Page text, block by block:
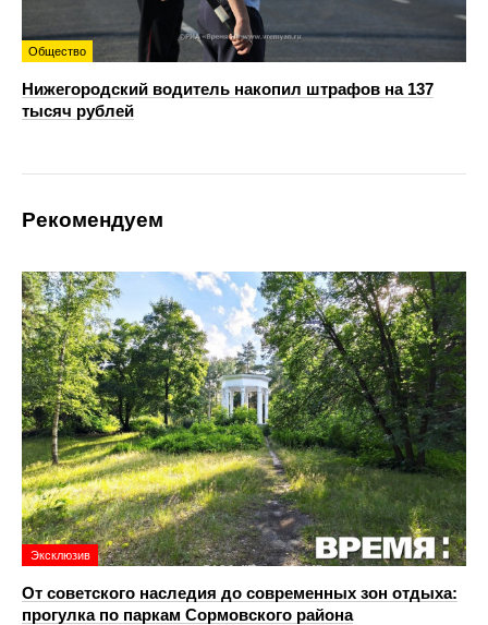
Общество
Нижегородский водитель накопил штрафов на 137
тысяч рублей
Рекомендуем
Эксклюзив
От советского наследия до современных зон отдыха:
прогулка по паркам Сормовского района